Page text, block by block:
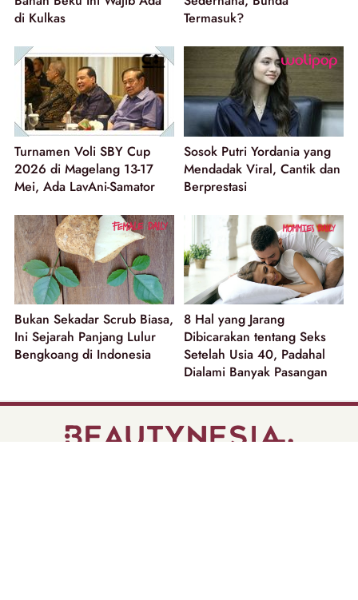
di Kulkas
Termasuk?
Turnamen Voli SBY Cup
2026 di Magelang 13-17
Mei, Ada LavAni-Samator
Sosok Putri Yordania yang
Mendadak Viral, Cantik dan
Berprestasi
Bukan Sekadar Scrub Biasa,
Ini Sejarah Panjang Lulur
Bengkoang di Indonesia
8 Hal yang Jarang
Dibicarakan tentang Seks
Setelah Usia 40, Padahal
Dialami Banyak Pasangan